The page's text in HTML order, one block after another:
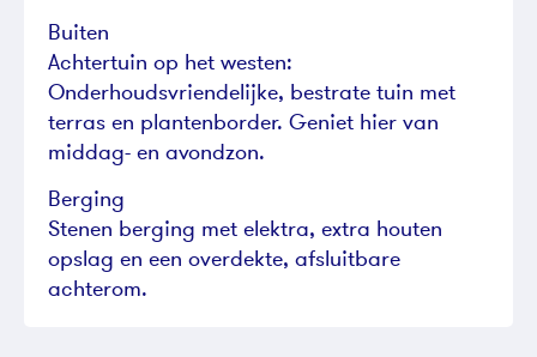
Buiten
Achtertuin op het westen:
Onderhoudsvriendelijke, bestrate tuin met
terras en plantenborder. Geniet hier van
middag- en avondzon.
Berging
Stenen berging met elektra, extra houten
opslag en een overdekte, afsluitbare
achterom.